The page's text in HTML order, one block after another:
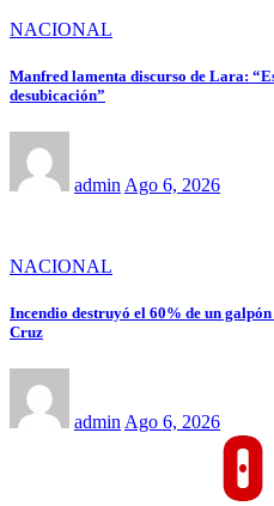
NACIONAL
Manfred lamenta discurso de Lara:
desubicación”
admin Ago 6, 2026
NACIONAL
Incendio destruyó el 60% de un
Cruz
admin Ago 6, 2026